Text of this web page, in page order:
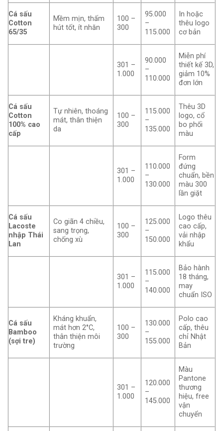
Cá sấu
Cotton
65/35
Mềm mịn, thấm
hút tốt, ít nhăn
100 –
300
95.000
–
115.000
In hoặc
thêu logo
cơ bản
301 –
1.000
90.000
–
110.000
Miễn phí
thiết kế 3D,
giảm 10%
đơn lớn
Cá sấu
Cotton
100% cao
cấp
Tự nhiên, thoáng
mát, thân thiện
da
100 –
300
115.000
–
135.000
Thêu 3D
logo, cổ
bo phối
màu
301 –
1.000
110.000
–
130.000
Form
đứng
chuẩn, bền
màu 300
lần giặt
Cá sấu
Lacoste
nhập Thái
Lan
Co giãn 4 chiều,
sang trọng,
chống xù
100 –
300
125.000
–
150.000
Logo thêu
cao cấp,
vải nhập
khẩu
301 –
1.000
115.000
–
140.000
Bảo hành
18 tháng,
may
chuẩn ISO
Cá sấu
Bamboo
(sợi tre)
Kháng khuẩn,
mát hơn 2°C,
thân thiện môi
trường
100 –
300
130.000
–
155.000
Polo cao
cấp, thêu
chỉ Nhật
Bản
301 –
1.000
120.000
–
145.000
Màu
Pantone
thương
hiệu, free
vận
chuyển